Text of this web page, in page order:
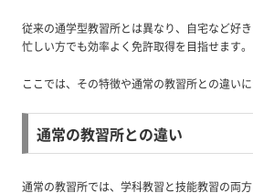
従来の通学型教習所とは異なり、自宅など好
忙しい方でも効率よく免許取得を目指せます。
ここでは、その特徴や通常の教習所との違いに
通常の教習所との違い
通常の教習所では、学科教習と技能教習の両